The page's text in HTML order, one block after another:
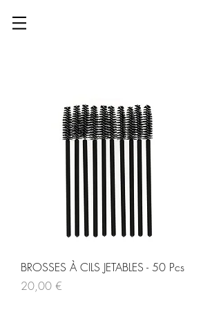
BROSSES À CILS JETABLES - 50 Pcs
Prix
20,00 €